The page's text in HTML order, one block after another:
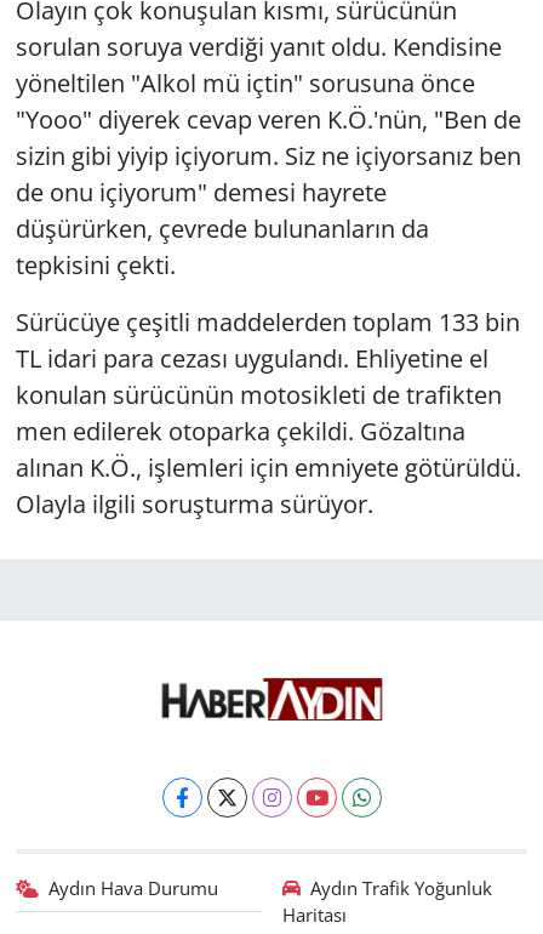
Olayın çok konuşulan kısmı, sürücünün
sorulan soruya verdiği yanıt oldu. Kendisine
yöneltilen "Alkol mü içtin" sorusuna önce
"Yooo" diyerek cevap veren K.Ö.'nün, "Ben de
sizin gibi yiyip içiyorum. Siz ne içiyorsanız ben
de onu içiyorum" demesi hayrete
düşürürken, çevrede bulunanların da
tepkisini çekti.
Sürücüye çeşitli maddelerden toplam 133 bin
TL idari para cezası uygulandı. Ehliyetine el
konulan sürücünün motosikleti de trafikten
men edilerek otoparka çekildi. Gözaltına
alınan K.Ö., işlemleri için emniyete götürüldü.
Olayla ilgili soruşturma sürüyor.
Aydın Hava Durumu
Aydın Trafik Yoğunluk
Haritası